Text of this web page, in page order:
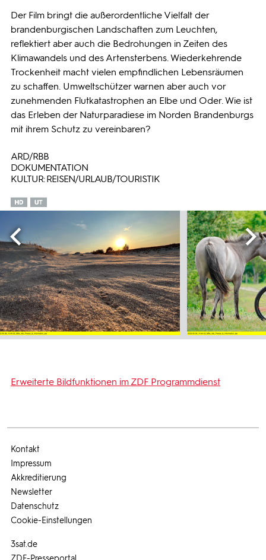
Der Film bringt die außerordentliche Vielfalt der
brandenburgischen Landschaften zum Leuchten,
reflektiert aber auch die Bedrohungen in Zeiten des
Klimawandels und des Artensterbens. Wiederkehrende
Trockenheit macht vielen empfindlichen Lebensräumen
zu schaffen. Umweltschützer warnen aber auch vor
zunehmenden Flutkatastrophen an Elbe und Oder. Wie ist
das Erleben der Naturparadiese im Norden Brandenburgs
mit ihrem Schutz zu vereinbaren?
ARD/RBB
DOKUMENTATION
KULTUR: REISEN/URLAUB/TOURISTIK
Erweiterte Bildfunktionen im ZDF Programmdienst
3sat.de
Kontakt
Impressum
Akkreditierung
Newsletter
Datenschutz
Cookie-Einstellungen